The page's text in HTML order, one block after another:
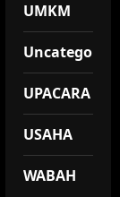
UMKM
UPACARA
USAHA
WABAH